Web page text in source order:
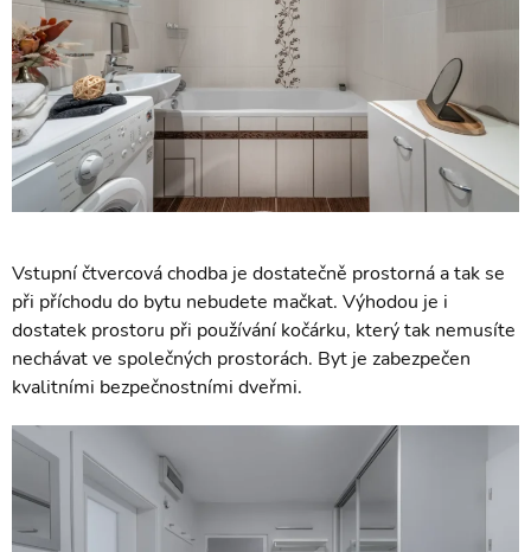
Vstupní čtvercová chodba je dostatečně prostorná a tak se
při příchodu do bytu nebudete mačkat. Výhodou je i
dostatek prostoru při používání kočárku, který tak nemusíte
nechávat ve společných prostorách. Byt je zabezpečen
kvalitními bezpečnostními dveřmi.